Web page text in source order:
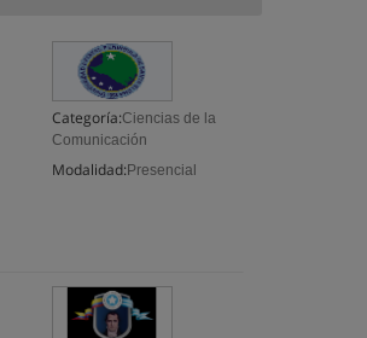
Categoría:Ciencias de la
Comunicación
Modalidad: Presencial